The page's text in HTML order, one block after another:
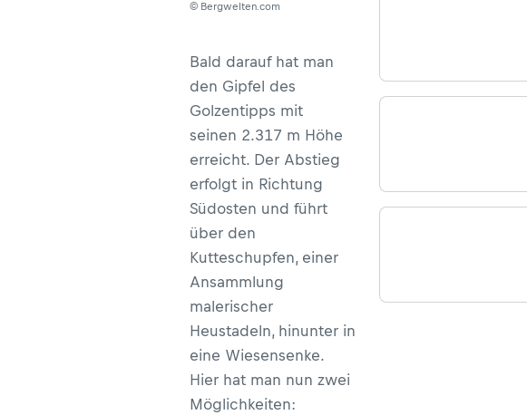
© Bergwelten.com
Bald darauf hat man
den Gipfel des
Golzentipps mit
seinen 2.317 m Höhe
erreicht. Der Abstieg
erfolgt in Richtung
Südosten und führt
über den
Kutteschupfen, einer
Ansammlung
malerischer
Heustadeln, hinunter in
eine Wiesensenke.
Hier hat man nun zwei
Möglichkeiten: